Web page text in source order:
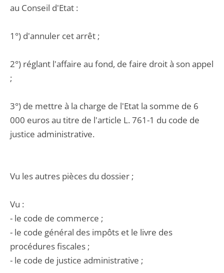
au Conseil d'Etat :
1°) d'annuler cet arrêt ;
2°) réglant l'affaire au fond, de faire droit à son appel
;
3°) de mettre à la charge de l'Etat la somme de 6
000 euros au titre de l'article L. 761-1 du code de
justice administrative.
Vu les autres pièces du dossier ;
Vu :
- le code de commerce ;
- le code général des impôts et le livre des
procédures fiscales ;
- le code de justice administrative ;